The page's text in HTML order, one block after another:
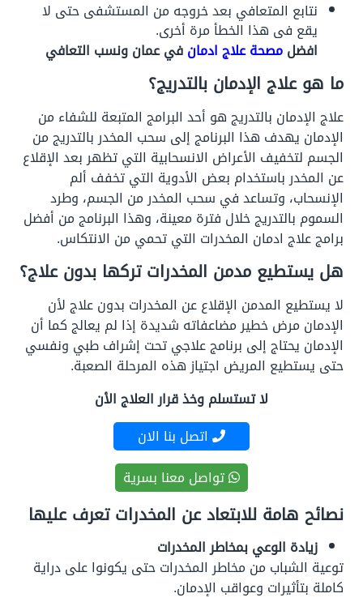
نتابع المتعافي بعد خروجه من المستشفى حتى لا
يقع فى هذا الخطأ مرة أخرى.
افضلمصحة علاج ادمانفي عمان ونسب التعافي
ما هو علاج الإدمان بالتدريج؟
علاج الإدمان بالتدريج هو أحد البرامج المتبعة للشفاء من
الإدمان يهدف هذا البرنامج إلى سحب المخدر بالتدريج من
الجسم لتخفيف الأعراض الانسحابية التي تظهر بعد الإقلاع
عن المخدر باستخدام بعض الأدوية التي تخفف ألم
الإنسحاب، وتساعد في سحب المخدر من الجسم، وطرد
السموم بالتدريج خلال فترة معينة، وهذا البرنامج من أفضل
برامج علاج ادمان المخدرات التي تحمي من الانتكاس.
هل يستطيع مدمن المخدرات تركها بدون علاج؟
لا يستطيع المدمن الإقلاع عن المخدرات بدون علاج لأن
الإدمان مرض خطير مضاعفاته شديدة إذا لم يعالج كما أن
الإدمان يحتاج إلى برنامج علاجي تحت إشراف طبي ونفسي
حتى يستطيع المريض اجتياز هذه المرحلة الصعبة.
لا تستسلم وخذ قرار العلاج الأن
اتصل بنا الان
تواصل معنا بسرية
نصائح هامة للابتعاد عن المخدرات تعرف عليها
زيادة الوعي بمخاطر المخدرات
توعية الشباب من مخاطر المخدرات حتى يكونوا على دراية
كاملة بتأثيرات وعواقب الإدمان.